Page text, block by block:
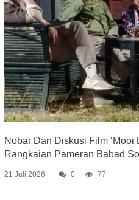
Nobar Dan Diskusi Film ‘Mooi
Rangkaian Pameran Babad
21 Juli 2026 0 77